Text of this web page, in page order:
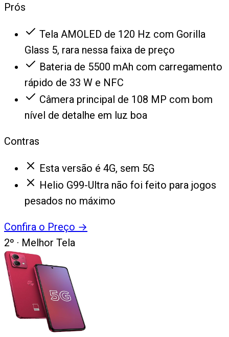
Prós
Tela AMOLED de 120 Hz com Gorilla
Glass 5, rara nessa faixa de preço
Bateria de 5500 mAh com carregamento
rápido de 33 W e NFC
Câmera principal de 108 MP com bom
nível de detalhe em luz boa
Contras
Esta versão é 4G, sem 5G
Helio G99-Ultra não foi feito para jogos
pesados no máximo
Confira o Preço →
2º · Melhor Tela